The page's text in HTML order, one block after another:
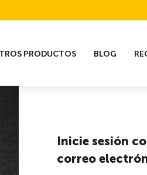
PRODUCTOS BLOG
Inicie sesión
correo